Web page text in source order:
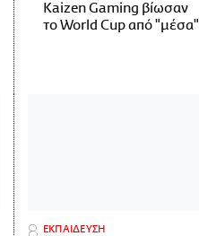
Kaizen Gaming βίωσαν
το World Cup από "μέσα"
ΕΚΠΑΙΔΕΥΣΗ